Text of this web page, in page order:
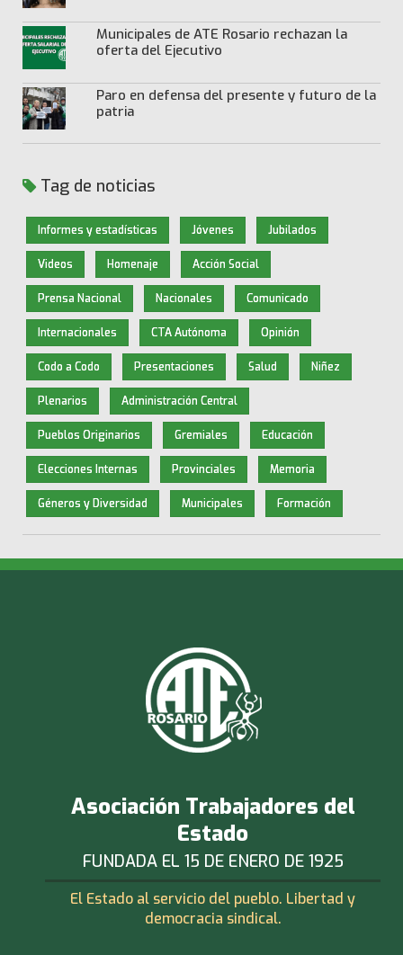
Municipales de ATE Rosario rechazan la
oferta del Ejecutivo
Paro en defensa del presente y futuro de la
patria
Tag de noticias
Informes y estadísticas Jóvenes Jubilados
Videos Homenaje Acción Social
Prensa Nacional Nacionales Comunicado
Internacionales CTA Autónoma Opinión
Codo a Codo Presentaciones Salud Niñez
Plenarios Administración Central
Pueblos Originarios Gremiales Educación
Elecciones Internas Provinciales Memoria
Géneros y Diversidad Municipales Formación
Asociación Trabajadores del
Estado
FUNDADA EL 15 DE ENERO DE 1925
El Estado al servicio del pueblo. Libertad y
democracia sindical.